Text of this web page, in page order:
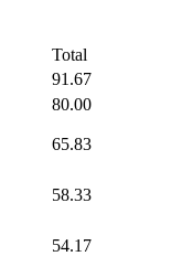
Total
91.67
80.00
65.83
58.33
54.17